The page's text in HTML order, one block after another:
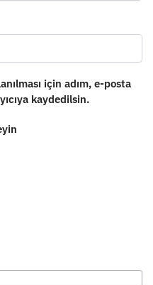
için adım, e-posta
kaydedilsin.